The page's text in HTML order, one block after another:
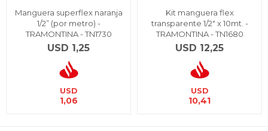
Manguera superflex naranja
1/2” (por metro) -
TRAMONTINA - TN1730
USD 1,25
USD
1,06
Kit manguera flex
transparente 1/2" x 10mt. -
TRAMONTINA - TN1680
USD 12,25
USD
10,41